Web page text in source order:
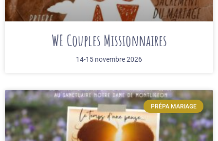
WE Couples Missionnaires
14-15 novembre 2026
PRÉPA MARIAGE